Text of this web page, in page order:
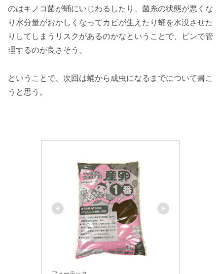
のはキノコ菌が蛹にいじわるしたり、菌糸の状態が悪くな
り水分量がおかしくなってカビが生えたり蛹を水没させた
りしてしまうリスクがあるのかなということで、ビンで管
理するのが良さそう。
ということで、次回は蛹から成虫になるまでについて書こ
うと思う。